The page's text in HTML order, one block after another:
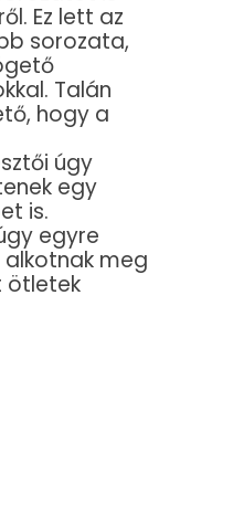
Ez lett az
sorozata,
Talán
hogy a
úgy
egy
is.
egyre
meg
ötletek